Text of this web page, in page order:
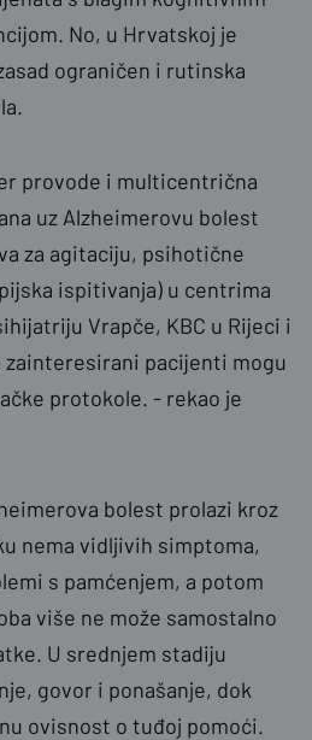
No, u Hrvatskoj je
ograničen i rutinska
provode i multicentrična
uz Alzheimerovu bolest
za agitaciju, psihotične
ispitivanja) u centrima
Vrapče, KBC u Rijeci i
zainteresirani pacijenti mogu
protokole. - rekao je
bolest prolazi kroz
nema vidljivih simptoma,
s pamćenjem, a potom
više ne može samostalno
U srednjem stadiju
govor i ponašanje, dok
ovisnost o tuđoj pomoći.